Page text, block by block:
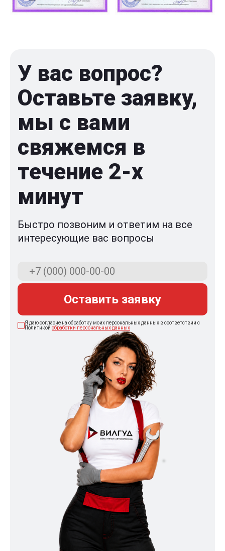
У вас вопрос?
Оставьте заявку,
мы с вами
свяжемся в
течение 2-x
минут
Быстро позвоним и ответим на все
интересующие вас вопросы
Оставить заявку
Я даю согласие на обработку моих персональных данных в соответствии с
Политикой обработки персональных данных